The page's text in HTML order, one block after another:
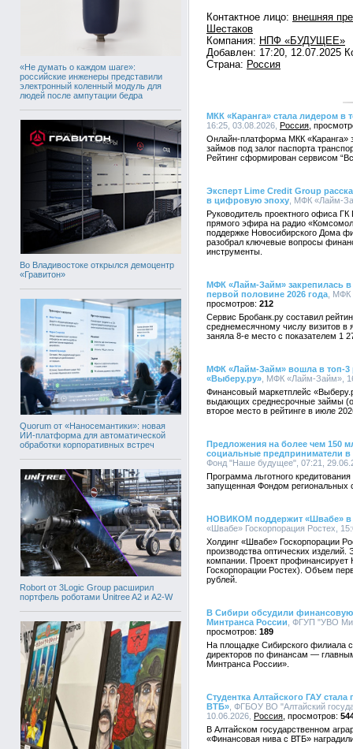
«Не думать о каждом шаге»:
российские инженеры представили
электронный коленный модуль для
людей после ампутации бедра
Во Владивостоке открылся демоцентр
«Гравитон»
Quorum от «Наносемантики»: новая
ИИ-платформа для автоматической
обработки корпоративных встреч
Robort от 3Logic Group расширил
портфель роботами Unitree A2 и A2-W
Контактное лицо: внешняя
Шестаков
Компания: НПФ «БУДУЩЕЕ»
Добавлен: 17:20, 12.07.2025
Страна: Россия
МКК «Каранга» стала лидером в
16:25, 03.08.2026, Россия
Онлайн-платформа МКК «Каранга»
займов под залог паспорта
Рейтинг сформирован сервисом
Эксперт Lime Credit Group
в цифровую эпоху , МФК «Лайм-
Руководитель проектного офиса
прямого эфира на радио
поддержке Новосибирского Дома
разобрал ключевые вопросы
инструменты.
МФК «Лайм-Займ» закрепилась
первой половине 2026 года ,
212
Сервис Бробанк.ру составил
среднемесячному числу визитов
заняла 8-е место с показателем 1
МФК «Лайм-Займ» вошла в топ-3
«Выберу.ру» , МФК «Лайм-Займ»,
Финансовый маркетплейс
выдающих среднесрочные займы
второе место в рейтинге в июле
Предложения на более чем 150
социальные предприниматели в
Фонд "Наше будущее", 07:21,
Программа льготного
запущенная Фондом
НОВИКОМ поддержит «Швабе» в
«Швабе» Госкорпорация Ростех,
Холдинг «Швабе» Госкорпорации
производства оптических изделий.
компании. Проект
Госкорпорации Ростех). Объем
рублей.
В Сибири обсудили
Минтранса России , ФГУП "УВО
189
На площадке Сибирского филиала
директоров по финансам —
Минтранса России».
Студентка Алтайского ГАУ
ВТБ» , ФГБОУ ВО "Алтайский
10.06.2026, Россия
В Алтайском государственном
«Финансовая нива с ВТБ»